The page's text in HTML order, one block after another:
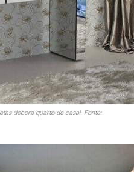
decora quarto de casal. Fonte: